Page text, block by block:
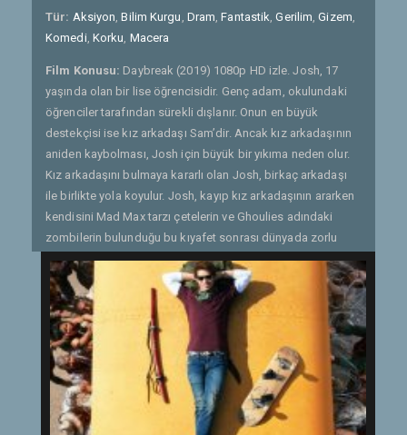
Tür: Aksiyon,Bilim Kurgu , Dram,Fantastik,Gerilim,Gizem,
Komedi, Korku, Macera
Film Konusu: Daybreak (2019) 1080p HD izle. Josh, 17
yaşında olan bir lise öğrencisidir. Genç adam, okulundaki
öğrenciler tarafından sürekli dışlanır. Onun en büyük
destekçisi ise kız arkadaşı Sam’dir. Ancak kız arkadaşının
aniden kaybolması, Josh için büyük bir yıkıma neden olur.
Kız arkadaşını bulmaya kararlı olan Josh, birkaç arkadaşı
ile birlikte yola koyulur. Josh, kayıp kız arkadaşının ararken
kendisini Mad Max tarzı çetelerin ve Ghoulies adındaki
zombilerin bulunduğu bu kıyafet sonrası dünyada zorlu
maceraların içinde bulur. - Gönderen: Quaresmania